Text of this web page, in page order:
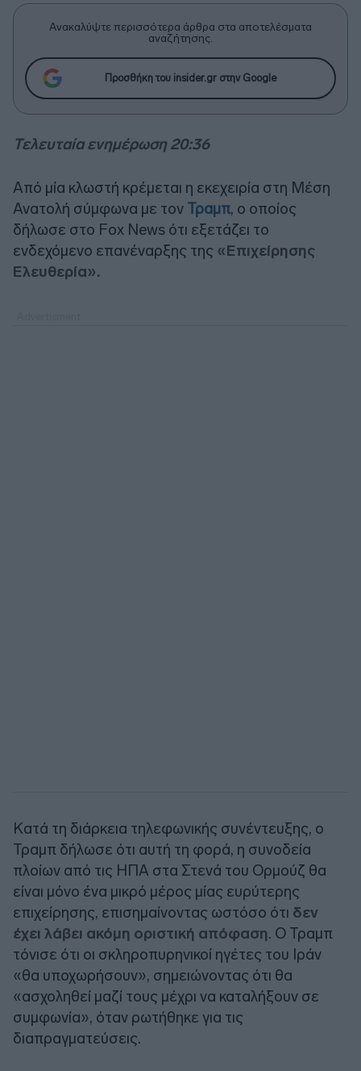
Ανακαλύψτε περισσότερα άρθρα στα αποτελέσματα
αναζήτησης.
Προσθήκη του insider.gr στην Google
Τελευταία ενημέρωση 20:36
Από μία κλωστή κρέμεται η εκεχειρία στη Μέση
Ανατολή σύμφωνα με τον Τραμπ, ο οποίος
δήλωσε στο Fox News ότι εξετάζει το
ενδεχόμενο επανέναρξης της «Επιχείρησης
Ελευθερία».
Κατά τη διάρκεια τηλεφωνικής συνέντευξης, ο
Τραμπ δήλωσε ότι αυτή τη φορά, η συνοδεία
πλοίων από τις ΗΠΑ στα Στενά του Ορμούζ θα
είναι μόνο ένα μικρό μέρος μίας ευρύτερης
επιχείρησης, επισημαίνοντας ωστόσο ότι δεν
έχει λάβει ακόμη οριστική απόφαση. Ο Τραμπ
τόνισε ότι οι σκληροπυρηνικοί ηγέτες του Ιράν
«θα υποχωρήσουν», σημειώνοντας ότι θα
«ασχοληθεί μαζί τους μέχρι να καταλήξουν σε
συμφωνία», όταν ρωτήθηκε για τις
διαπραγματεύσεις.